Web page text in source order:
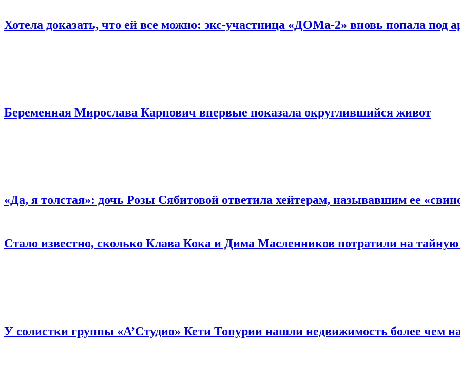
Хотела доказать, что ей все можно: экс-участница «ДОМа-2» вновь попала под
Беременная Мирослава Карпович впервые показала округлившийся живот
«Да, я толстая»: дочь Розы Сябитовой ответила хейтерам, называвшим ее
Стало известно, сколько Клава Кока и Дима Масленников потратили на тайную
У солистки группы «А’Студио» Кети Топурии нашли недвижимость более чем